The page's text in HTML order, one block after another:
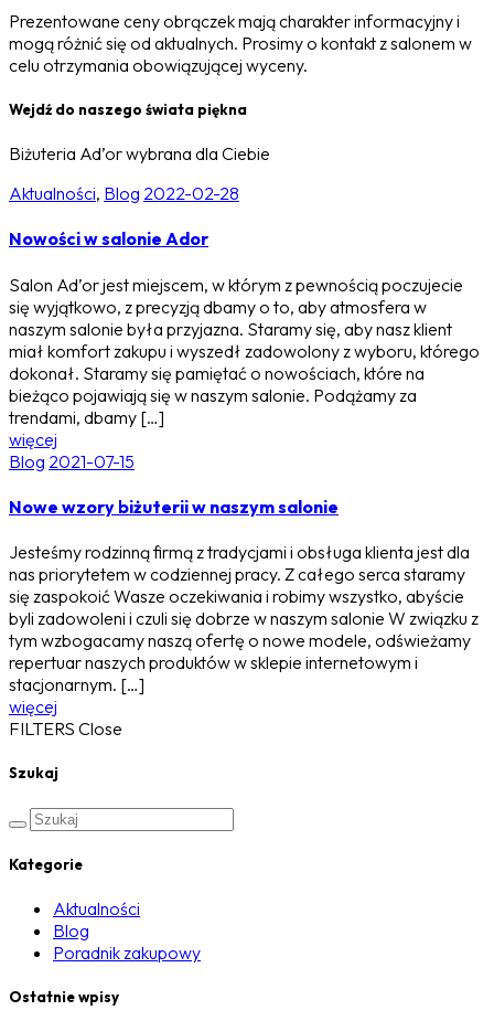
Prezentowane ceny obrączek mają charakter informacyjny i
mogą różnić się od aktualnych. Prosimy o kontakt z salonem w
celu otrzymania obowiązującej wyceny.
Wejdź do naszego świata piękna
Biżuteria Ad’or wybrana dla Ciebie
Aktualności, Blog 2022-02-28
Nowości w salonie Ador
Salon Ad’or jest miejscem, w którym z pewnością poczujecie
się wyjątkowo, z precyzją dbamy o to, aby atmosfera w
naszym salonie była przyjazna. Staramy się, aby nasz klient
miał komfort zakupu i wyszedł zadowolony z wyboru, którego
dokonał. Staramy się pamiętać o nowościach, które na
bieżąco pojawiają się w naszym salonie. Podążamy za
trendami, dbamy […]
więcej
Blog 2021-07-15
Nowe wzory biżuterii w naszym salonie
Jesteśmy rodzinną firmą z tradycjami i obsługa klienta jest dla
nas priorytetem w codziennej pracy. Z całego serca staramy
się zaspokoić Wasze oczekiwania i robimy wszystko, abyście
byli zadowoleni i czuli się dobrze w naszym salonie W związku z
tym wzbogacamy naszą ofertę o nowe modele, odświeżamy
repertuar naszych produktów w sklepie internetowym i
stacjonarnym. […]
więcej
FILTERS Close
Szukaj
Kategorie
Aktualności
Blog
Poradnik zakupowy
Ostatnie wpisy